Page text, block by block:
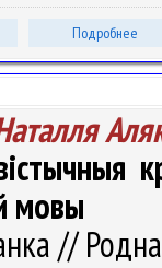
Подробнее
мовы
//